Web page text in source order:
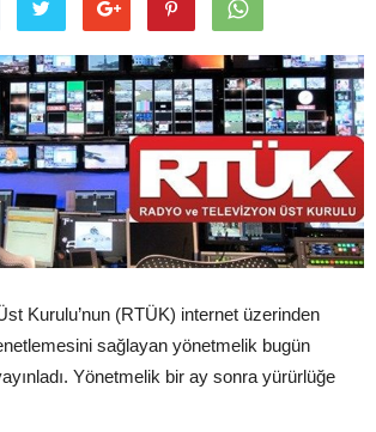
Kurulu’nun (RTÜK) internet üzerinden
sağlayan yönetmelik bugün
Yönetmelik bir ay sonra yürürlüğe